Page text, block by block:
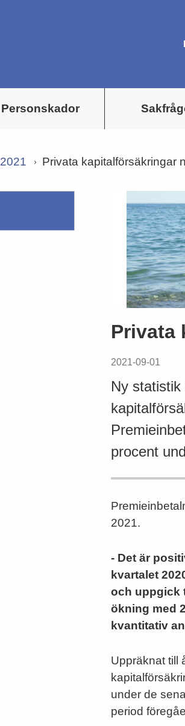
Personskador
2021 Privata kapitalförsäkringar
Privata
2021-09-01
Ny
procent
2021.
- Det är
kvartalet
och uppgick
ökning med
kvantitativ
Uppräknat till
under de
period